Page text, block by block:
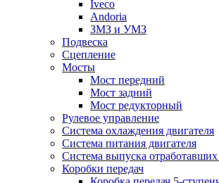
Iveco
Andoria
ЗМЗ и УМЗ
Подвеска
Сцепление
Мосты
Мост передний
Мост задний
Мост редукторный
Рулевое управление
Система охлаждения двигателя
Система питания двигателя
Система выпуска отработавших
Коробки передач